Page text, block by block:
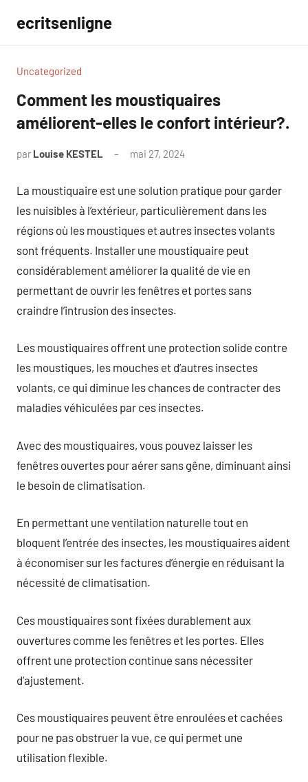
contenu
ecritsenligne
Uncategorized
Comment les moustiquaires
améliorent-elles le confort intérieur?.
par Louise KESTEL mai 27, 2024
La moustiquaire est une solution pratique pour garder
les nuisibles à l’extérieur, particulièrement dans les
régions où les moustiques et autres insectes volants
sont fréquents. Installer une moustiquaire peut
considérablement améliorer la qualité de vie en
permettant de ouvrir les fenêtres et portes sans
craindre l’intrusion des insectes.
Les moustiquaires offrent une protection solide contre
les moustiques, les mouches et d’autres insectes
volants, ce qui diminue les chances de contracter des
maladies véhiculées par ces insectes.
Avec des moustiquaires, vous pouvez laisser les
fenêtres ouvertes pour aérer sans gêne, diminuant ainsi
le besoin de climatisation.
En permettant une ventilation naturelle tout en
bloquent l’entrée des insectes, les moustiquaires aident
à économiser sur les factures d’énergie en réduisant la
nécessité de climatisation.
Ces moustiquaires sont fixées durablement aux
ouvertures comme les fenêtres et les portes. Elles
offrent une protection continue sans nécessiter
d’ajustement.
Ces moustiquaires peuvent être enroulées et cachées
pour ne pas obstruer la vue, ce qui permet une
utilisation flexible.